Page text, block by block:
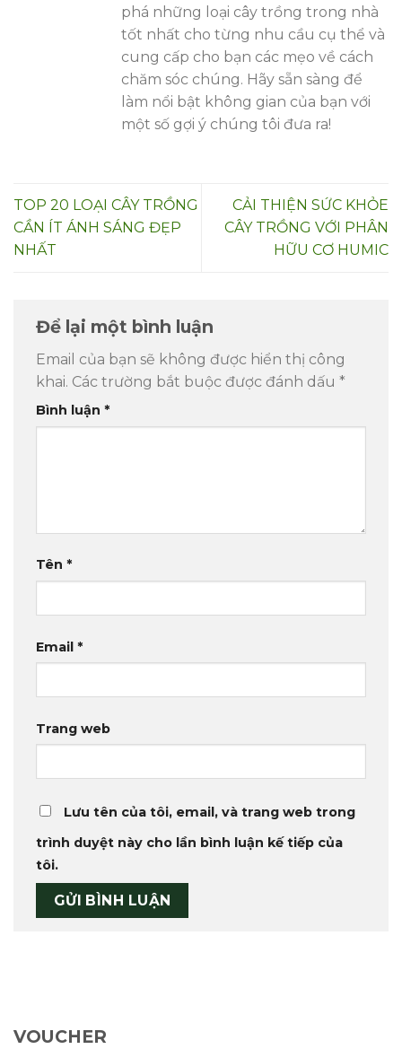
phá những loại cây trồng trong nhà
tốt nhất cho từng nhu cầu cụ thể và
cung cấp cho bạn các mẹo về cách
chăm sóc chúng. Hãy sẵn sàng để
làm nổi bật không gian của bạn với
một số gợi ý chúng tôi đưa ra!
TOP 20 LOẠI CÂY TRỒNG
CẦN ÍT ÁNH SÁNG ĐẸP
NHẤT
CẢI THIỆN SỨC KHỎE
CÂY TRỒNG VỚI PHÂN
HỮU CƠ HUMIC
Để lại một bình luận
Email của bạn sẽ không được hiển thị công
khai. Các trường bắt buộc được đánh dấu *
Bình luận *
Tên *
Email *
Trang web
Lưu tên của tôi, email, và trang web trong
trình duyệt này cho lần bình luận kế tiếp của
tôi.
VOUCHER